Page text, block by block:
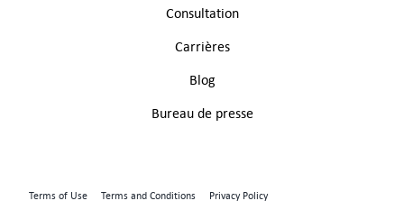
Consultation
Carrières
Blog
Bureau de presse
Terms of Use Terms and Conditions Privacy Policy